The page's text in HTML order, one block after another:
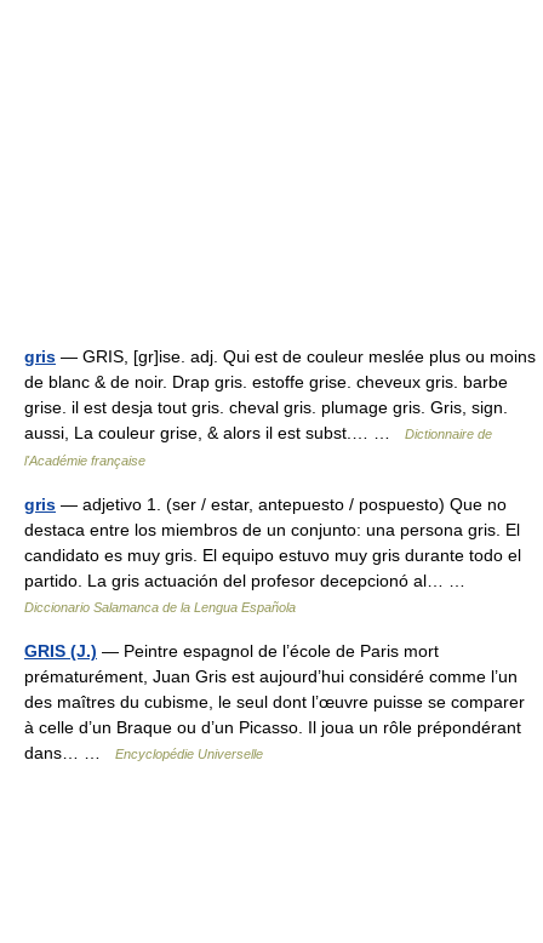
gris — GRIS, [gr]ise. adj. Qui est de couleur meslée plus ou moins
de blanc & de noir. Drap gris. estoffe grise. cheveux gris. barbe
grise. il est desja tout gris. cheval gris. plumage gris. Gris, sign.
aussi, La couleur grise, & alors il est subst.… …
Dictionnaire de
l'Académie française
gris — adjetivo 1. (ser / estar, antepuesto / pospuesto) Que no
destaca entre los miembros de un conjunto: una persona gris. El
candidato es muy gris. El equipo estuvo muy gris durante todo el
partido. La gris actuación del profesor decepcionó al… …
Diccionario Salamanca de la Lengua Española
GRIS (J.) — Peintre espagnol de l’école de Paris mort
prématurément, Juan Gris est aujourd’hui considéré comme l’un
des maîtres du cubisme, le seul dont l’œuvre puisse se comparer
à celle d’un Braque ou d’un Picasso. Il joua un rôle prépondérant
dans… …
Encyclopédie Universelle